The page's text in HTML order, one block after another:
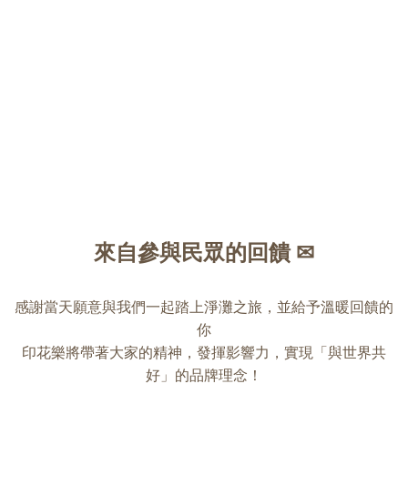
來自參與民眾的回饋 ✉
感謝當天願意與我們一起踏上淨灘之旅，並給予溫暖回饋的
你
印花樂將帶著大家的精神，發揮影響力，實現「與世界共
好」的品牌理念！